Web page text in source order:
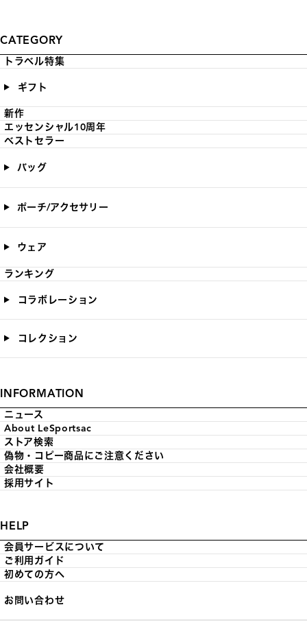
CATEGORY
トラベル特集
ギフト
新作
エッセンシャル10周年
ベストセラー
バッグ
ポーチ/アクセサリー
ウェア
ランキング
コラボレーション
コレクション
INFORMATION
ニュース
About LeSportsac
ストア検索
偽物・コピー商品にご注意ください
会社概要
採用サイト
HELP
会員サービスについて
ご利用ガイド
初めての方へ
お問い合わせ